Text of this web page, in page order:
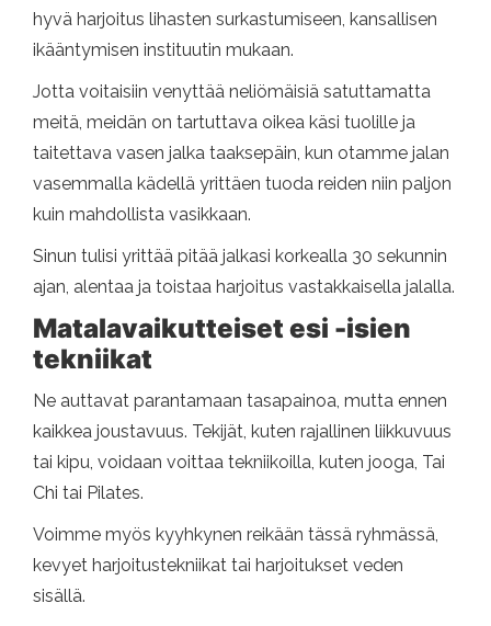
hyvä harjoitus lihasten surkastumiseen, kansallisen
ikääntymisen instituutin mukaan.
Jotta voitaisiin venyttää neliömäisiä satuttamatta
meitä, meidän on tartuttava oikea käsi tuolille ja
taitettava vasen jalka taaksepäin, kun otamme jalan
vasemmalla kädellä yrittäen tuoda reiden niin paljon
kuin mahdollista vasikkaan.
Sinun tulisi yrittää pitää jalkasi korkealla 30 sekunnin
ajan, alentaa ja toistaa harjoitus vastakkaisella jalalla.
Matalavaikutteiset esi -isien
tekniikat
Ne auttavat parantamaan tasapainoa, mutta ennen
kaikkea joustavuus. Tekijät, kuten rajallinen liikkuvuus
tai kipu, voidaan voittaa tekniikoilla, kuten jooga, Tai
Chi tai Pilates.
Voimme myös kyyhkynen reikään tässä ryhmässä,
kevyet harjoitustekniikat tai harjoitukset veden
sisällä.